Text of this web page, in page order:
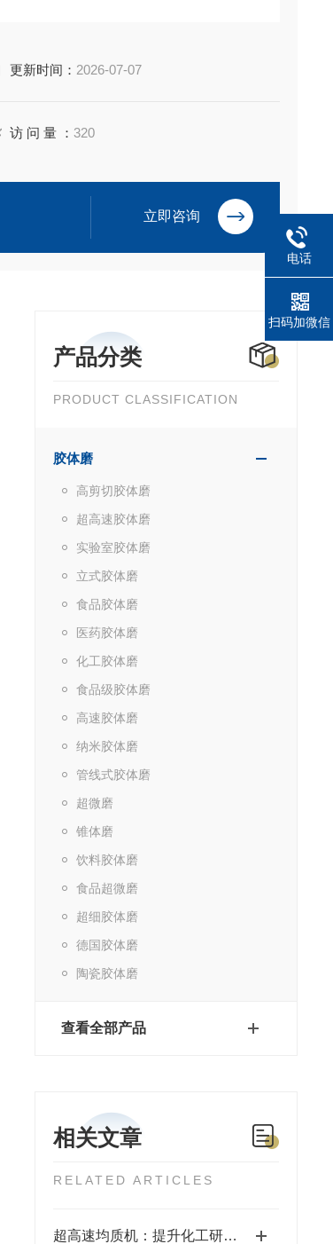
更新时间： 2026-07-07
访 问 量 ：320
立即咨询
产品分类
PRODUCT CLASSIFICATION
胶体磨
高剪切胶体磨
超高速胶体磨
实验室胶体磨
立式胶体磨
食品胶体磨
医药胶体磨
化工胶体磨
食品级胶体磨
高速胶体磨
纳米胶体磨
管线式胶体磨
超微磨
锥体磨
饮料胶体磨
食品超微磨
超细胶体磨
德国胶体磨
陶瓷胶体磨
查看全部产品
相关文章
RELATED ARTICLES
超高速均质机：提升化工研磨混合效率的核心装备
电话
扫码加微信